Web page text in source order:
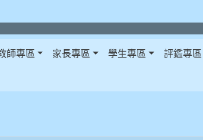
師專區 家長專區 學生專區 評鑑專區